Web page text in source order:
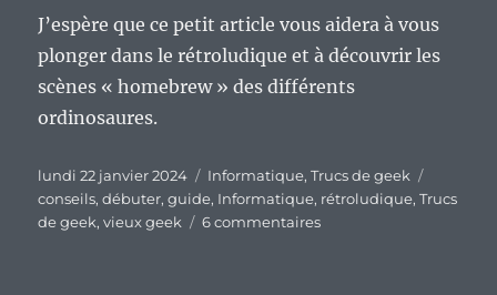
J’espère que ce petit article vous aidera à vous
plonger dans le rétroludique et à découvrir les
scènes « homebrew » des différents
ordinosaures.
Publié
le
lundi 22 janvier 2024 Catégories
Informatique,Trucs de geek
conseils,débuter,guide, Informatique, rétroludique,Trucs
de geek,vieux geek 6 commentairessur